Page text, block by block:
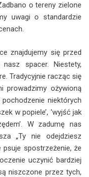
o tereny zielone
uwagi o standardzie
znajdujemy się przed
spacer. Niestety,
Tradycyjnie racząc się
prowadzimy ożywioną
niektórych
w popiele’, 'wyjść jak
W zadumę nas
„Ty nie odejdziesz
psuje spostrzeżenie, że
uczynić bardziej
niszczone przez tych,